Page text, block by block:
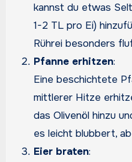
kannst du etwas
1-2 TL pro Ei)
Rührei besonders
Pfanne erhitzen:
Eine beschichtete
mittlerer Hitze
das Olivenöl hinzu
es leicht blubbert,
Eier braten: